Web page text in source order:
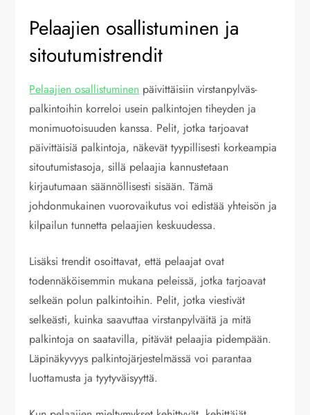
Pelaajien osallistuminen ja
sitoutumistrendit
Pelaajien osallistuminen päivittäisiin virstanpylväs-
palkintoihin korreloi usein palkintojen tiheyden ja
monimuotoisuuden kanssa. Pelit, jotka tarjoavat
päivittäisiä palkintoja, näkevät tyypillisesti korkeampia
sitoutumistasoja, sillä pelaajia kannustetaan
kirjautumaan säännöllisesti sisään. Tämä
johdonmukainen vuorovaikutus voi edistää yhteisön ja
kilpailun tunnetta pelaajien keskuudessa.
Lisäksi trendit osoittavat, että pelaajat ovat
todennäköisemmin mukana peleissä, jotka tarjoavat
selkeän polun palkintoihin. Pelit, jotka viestivät
selkeästi, kuinka saavuttaa virstanpylväitä ja mitä
palkintoja on saatavilla, pitävät pelaajia pidempään.
Läpinäkyvyys palkintojärjestelmässä voi parantaa
luottamusta ja tyytyväisyyttä.